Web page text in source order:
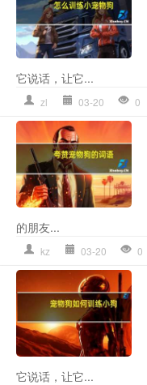
它说话，让它...
zl 03-20 0
的朋友...
kz 03-20 0
它说话，让它...